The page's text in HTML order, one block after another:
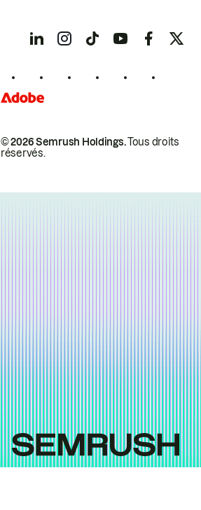
© 2026 Semrush Holdings.Tous droits
réservés.